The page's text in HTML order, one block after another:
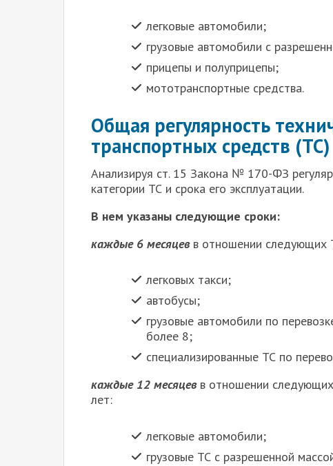
легковые автомобили;
грузовые автомобили с
прицепы и полуприцепы;
мототранспортные средства.
Общая регулярность
транспортных средств (ТС)
Анализируя ст. 15 Закона № 170-ФЗ
категории ТС и срока его эксплуатации.
В нем указаны следующие сроки:
каждые 6 месяцевв отношении следующих
легковых такси;
автобусы;
грузовые автомобили по
более 8;
специализированные ТС по
каждые 12 месяцевв отношении
лет:
легковые автомобили;
грузовые ТС с разрешенной